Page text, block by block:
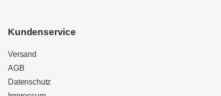
Kundenservice
Versand
AGB
Datenschutz